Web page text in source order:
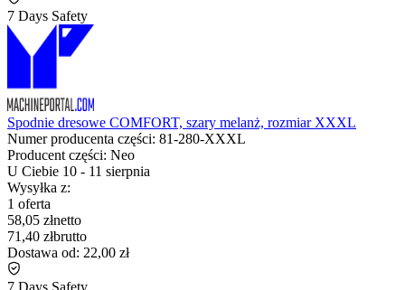
7 Days Safety
Spodnie dresowe COMFORT, szary melanż, rozmiar XXXL
Numer producenta części: 81-280-XXXL
Producent części: Neo
U Ciebie 10 - 11 sierpnia
Wysyłka z:
1 oferta
58,05 złnetto
71,40 złbrutto
Dostawa od: 22,00 zł
7 Days Safety